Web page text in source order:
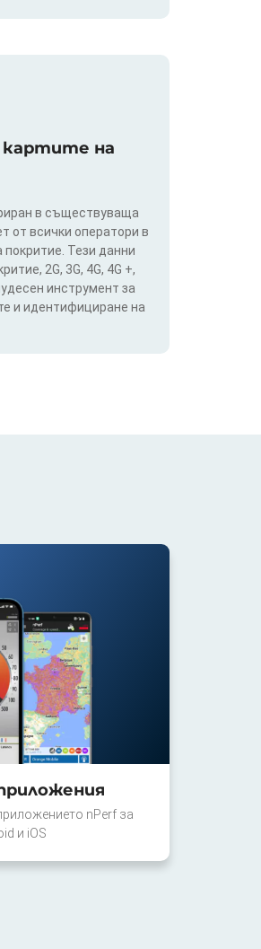
картите на
в съществуваща
от всички оператори в
Тези данни
2G, 3G, 4G, 4G +,
инструмент за
и идентифициране на
nPerf за
и iOS